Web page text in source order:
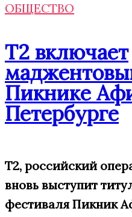
ОБЩЕСТВО
Т2 включает
Пикнике
Петербурге
Т2, российский
вновь выступит
фестиваля Пикник